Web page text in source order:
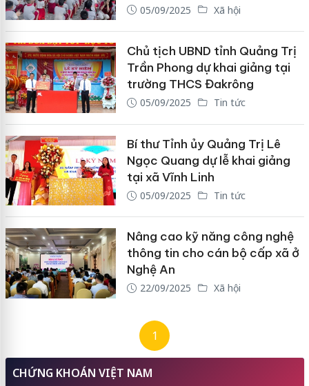
05/09/2025 Xã hội
Chủ tịch UBND tỉnh Quảng Trị
Trần Phong dự khai giảng tại
trường THCS Đakrông
05/09/2025 Tin tức
Bí thư Tỉnh ủy Quảng Trị Lê
Ngọc Quang dự lễ khai giảng
tại xã Vĩnh Linh
05/09/2025 Tin tức
Nâng cao kỹ năng công nghệ
thông tin cho cán bộ cấp xã ở
Nghệ An
22/09/2025 Xã hội
1
CHỨNG KHOÁN VIỆT NAM